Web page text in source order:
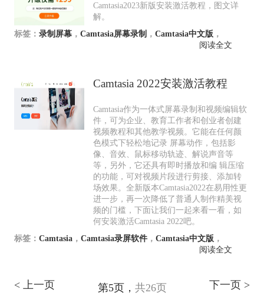
Camtasia2023新版安装激活教程，图文详
解。
标签： 录制屏幕， Camtasia屏幕录制 ， Camtasia中文版 ，
阅读全文
Camtasia 2022安装激活教程
Camtasia作为一体式屏幕录制和视频编辑软
件，可为企业、教育工作者和创业者创建
视频教程和其他教学视频。它能在任何颜
色模式下轻松地记录 屏幕动作，包括影
像、音效、鼠标移动轨迹、解说声音等
等，另外，它还具有即时播放和编 辑压缩
的功能，可对视频片段进行剪接、添加转
场效果。全新版本Camtasia2022在易用性更
进一步，再一次降低了普通人制作精美视
频的门槛，下面让我们一起来看一看，如
何安装激活Camtasia 2022吧。
标签： Camtasia， Camtasia录屏软件， Camtasia中文版 ，
阅读全文
< 上一页 第5页， 共26页 下一页 >